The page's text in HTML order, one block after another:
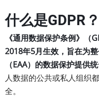
什么是GDPR？
《通用数据保护条例》（
2018年5月生效，旨在为
（EAA）的数据保护提供统
人数据的公共或私人组织
全。